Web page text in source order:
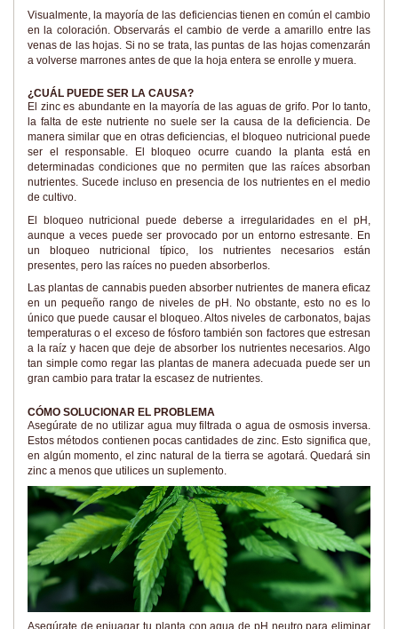
Visualmente, la mayoría de las deficiencias tienen en común el cambio
en la coloración. Observarás el cambio de verde a amarillo entre las
venas de las hojas. Si no se trata, las puntas de las hojas comenzarán
a volverse marrones antes de que la hoja entera se enrolle y muera.
¿CUÁL PUEDE SER LA CAUSA?
El zinc es abundante en la mayoría de las aguas de grifo. Por lo tanto,
la falta de este nutriente no suele ser la causa de la deficiencia. De
manera similar que en otras deficiencias, el bloqueo nutricional puede
ser el responsable. El bloqueo ocurre cuando la planta está en
determinadas condiciones que no permiten que las raíces absorban
nutrientes. Sucede incluso en presencia de los nutrientes en el medio
de cultivo.
El bloqueo nutricional puede deberse a irregularidades en el pH,
aunque a veces puede ser provocado por un entorno estresante. En
un bloqueo nutricional típico, los nutrientes necesarios están
presentes, pero las raíces no pueden absorberlos.
Las plantas de cannabis pueden absorber nutrientes de manera eficaz
en un pequeño rango de niveles de pH. No obstante, esto no es lo
único que puede causar el bloqueo. Altos niveles de carbonatos, bajas
temperaturas o el exceso de fósforo también son factores que estresan
a la raíz y hacen que deje de absorber los nutrientes necesarios. Algo
tan simple como regar las plantas de manera adecuada puede ser un
gran cambio para tratar la escasez de nutrientes.
CÓMO SOLUCIONAR EL PROBLEMA
Asegúrate de no utilizar agua muy filtrada o agua de osmosis inversa.
Estos métodos contienen pocas cantidades de zinc. Esto significa que,
en algún momento, el zinc natural de la tierra se agotará. Quedará sin
zinc a menos que utilices un suplemento.